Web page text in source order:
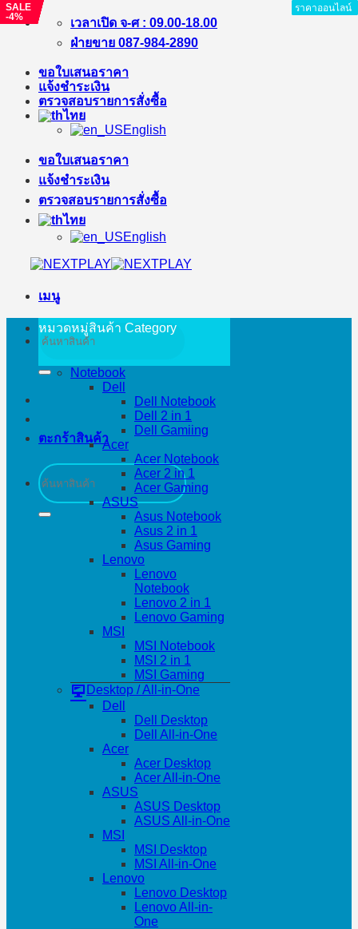
ข้าม
เนื้อหา
เวลาเปิด จ-ศ : 09.00-18.00
ฝ่ายขาย 087-984-2890
ขอใบเสนอราคา
แจ้งชำระเงิน
ตรวจสอบรายการสั่งซื้อ
ไทย
English
ขอใบเสนอราคา
แจ้งชำระเงิน
ตรวจสอบรายการสั่งซื้อ
ไทย
English
เมนู
ค้นหา:
ตะกร้าสินค้า
ค้นหา:
หมวดหมู่สินค้า Category
Notebook
Dell
Dell Notebook
Dell 2 in 1
Dell Gamiing
Acer
Acer Notebook
Acer 2 in 1
Acer Gaming
ASUS
Asus Notebook
Asus 2 in 1
Asus Gaming
Lenovo
Lenovo
Notebook
Lenovo 2 in 1
Lenovo Gaming
MSI
MSI Notebook
MSI 2 in 1
MSI Gaming
Desktop / All-in-One
Dell
Dell Desktop
Dell All-in-One
Acer
Acer Desktop
Acer All-in-One
ASUS
ASUS Desktop
ASUS All-in-One
MSI
MSI Desktop
MSI All-in-One
Lenovo
Lenovo Desktop
Lenovo All-in-
One
SALE
-4%
ราคาออนไลน์
ราคาออนไลน์
SALE
-1%
ราคาออนไลน์
SALE
-%
ราคาออนไลน์
SALE
-%
ราคาออนไลน์
ราคาออนไลน์
SALE
-%
ราคาออนไลน์
ราคาออนไลน์
SALE
-%